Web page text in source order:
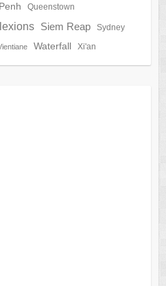
Queenstown
Siem Reap Sydney
Waterfall Xi'an